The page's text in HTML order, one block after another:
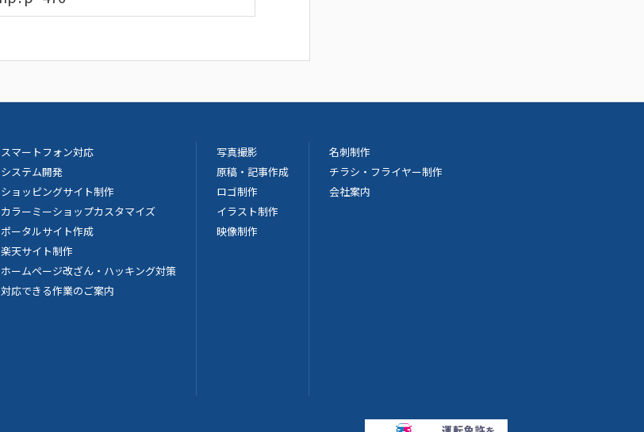
スマートフォン対応
システム開発
ショッピングサイト制作
カラーミーショップカスタマイズ
ポータルサイト作成
楽天サイト制作
ホームページ改ざん・ハッキング対策
対応できる作業のご案内
写真撮影
原稿・記事作成
ロゴ制作
イラスト制作
映像制作
名刺制作
チラシ・フライヤー制作
会社案内